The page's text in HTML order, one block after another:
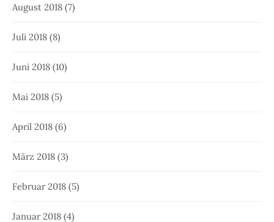
August 2018 (7)
Juli 2018 (8)
Juni 2018 (10)
Mai 2018 (5)
April 2018 (6)
März 2018 (3)
Februar 2018 (5)
Januar 2018 (4)